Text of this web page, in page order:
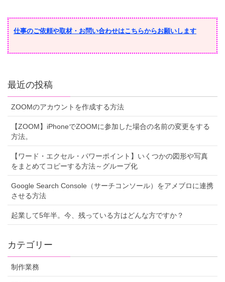
仕事のご依頼や取材・お問い合わせはこちらからお願いします
最近の投稿
ZOOMのアカウントを作成する方法
【ZOOM】iPhoneでZOOMに参加した場合の名前の変更をする
方法。
【ワード・エクセル・パワーポイント】いくつかの図形や写真
をまとめてコピーする方法～グループ化
Google Search Console（サーチコンソール）をアメブロに連携
させる方法
起業して5年半。今、残っている方はどんな方ですか？
カテゴリー
制作業務